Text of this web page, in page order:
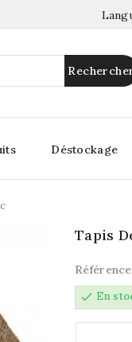
Déstockage
Tapis
Référence
check En